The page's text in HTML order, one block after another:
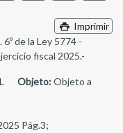
Imprimir
de la Ley 5774 -
fiscal 2025.-
Objeto:Objeto a
Pág.3;